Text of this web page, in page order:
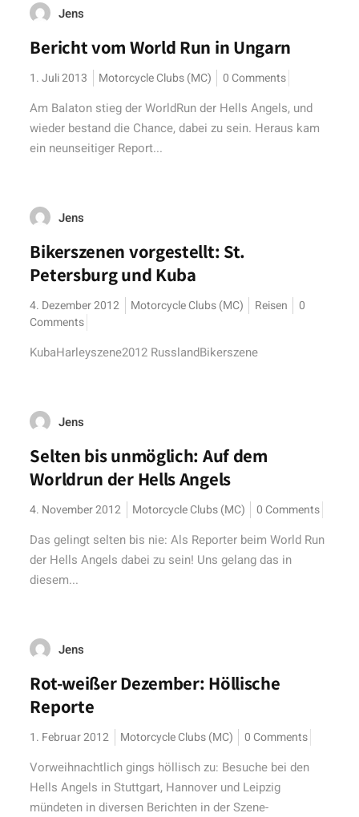
Jens
Bericht vom World Run in Ungarn
1. Juli 2013 Motorcycle Clubs (MC) 0 Comments
Am Balaton stieg der WorldRun der Hells Angels, und
wieder bestand die Chance, dabei zu sein. Heraus kam
ein neunseitiger Report...
Jens
Bikerszenen vorgestellt: St.
Petersburg und Kuba
4. Dezember 2012 Motorcycle Clubs (MC) Reisen
0
Comments
KubaHarleyszene2012 RusslandBikerszene
Jens
Selten bis unmöglich: Auf dem
Worldrun der Hells Angels
4. November 2012 Motorcycle Clubs (MC) 0 Comments
Das gelingt selten bis nie: Als Reporter beim World Run
der Hells Angels dabei zu sein! Uns gelang das in
diesem...
Jens
Rot-weißer Dezember: Höllische
Reporte
1. Februar 2012 Motorcycle Clubs (MC) 0 Comments
Vorweihnachtlich gings höllisch zu: Besuche bei den
Hells Angels in Stuttgart, Hannover und Leipzig
mündeten in diversen Berichten in der Szene-